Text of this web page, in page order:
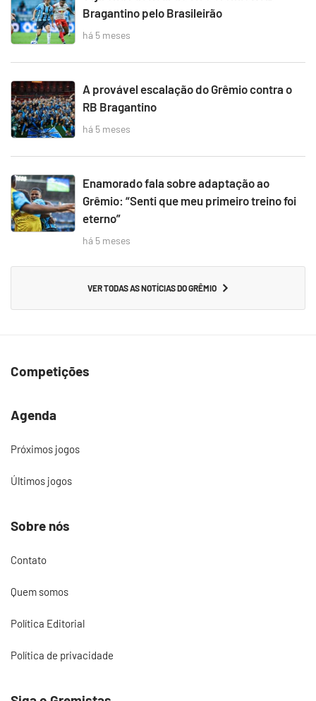
Bragantino pelo Brasileirão
há 5 meses
A provável escalação do Grêmio contra o
RB Bragantino
há 5 meses
Enamorado fala sobre adaptação ao
Grêmio: “Senti que meu primeiro treino foi
eterno”
há 5 meses
VER TODAS AS NOTÍCIAS DO GRÊMIO
Competições
Agenda
Próximos jogos
Últimos jogos
Sobre nós
Contato
Quem somos
Política Editorial
Política de privacidade